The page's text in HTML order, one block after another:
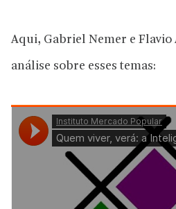
Aqui, Gabriel Nemer e
análise sobre esses temas: